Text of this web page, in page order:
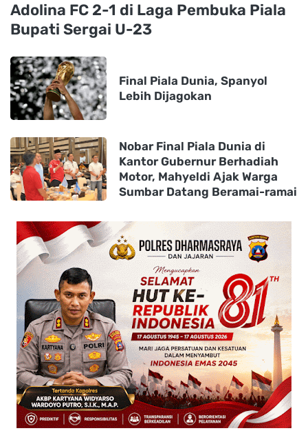
Adolina FC 2-1 di Laga Pembuka Piala
Bupati Sergai U-23
Final Piala Dunia, Spanyol
Lebih Dijagokan
Nobar Final Piala Dunia di
Kantor Gubernur Berhadiah
Motor, Mahyeldi Ajak Warga
Sumbar Datang Beramai-ramai